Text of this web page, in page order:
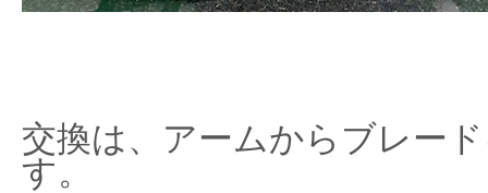
交換は、アームからブレー
す。